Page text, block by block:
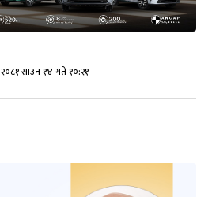
२०८१ साउन १४ गते १०:२१